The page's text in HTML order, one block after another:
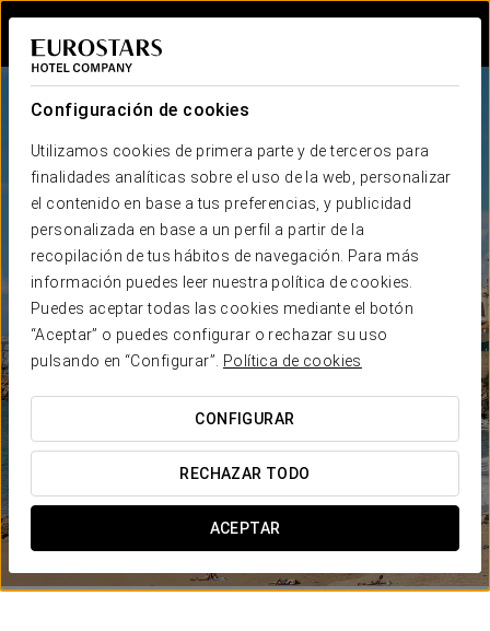
Configuración de cookies
Utilizamos cookies de primera parte y de terceros para
finalidades analíticas sobre el uso de la web, personalizar
el contenido en base a tus preferencias, y publicidad
personalizada en base a un perfil a partir de la
recopilación de tus hábitos de navegación. Para más
información puedes leer nuestra política de cookies.
Puedes aceptar todas las cookies mediante el botón
“Aceptar” o puedes configurar o rechazar su uso
pulsando en “Configurar”.
Política de cookies
CONFIGURAR
RECHAZAR TODO
ACEPTAR